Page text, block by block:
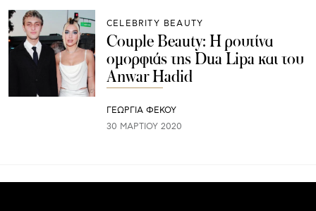
CELEBRITY BEAUTY
Couple Beauty: Η ρουτίνα
ομορφιάς της Dua Lipa και του
Anwar Hadid
ΓΕΩΡΓΙΑ ΦΕΚΟΥ
30 ΜΑΡΤΊΟΥ 2020